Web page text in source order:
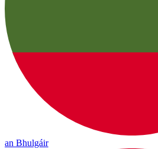
an Bhulgáir